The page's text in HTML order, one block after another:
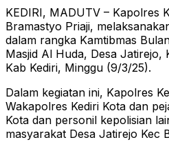
KEDIRI, MADUTV – Kapolres
Bramastyo Priaji,
dalam rangka Kamtibmas
Masjid Al Huda, Desa Jatirejo,
Kab Kediri, Minggu (9/3/25).
Dalam kegiatan ini, Kapolres
Wakapolres Kediri Kota dan
Kota dan personil kepolisian
masyarakat Desa Jatirejo Kec